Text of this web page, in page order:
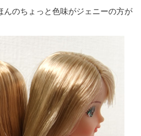
んのちょっと色味がジェニーの方が